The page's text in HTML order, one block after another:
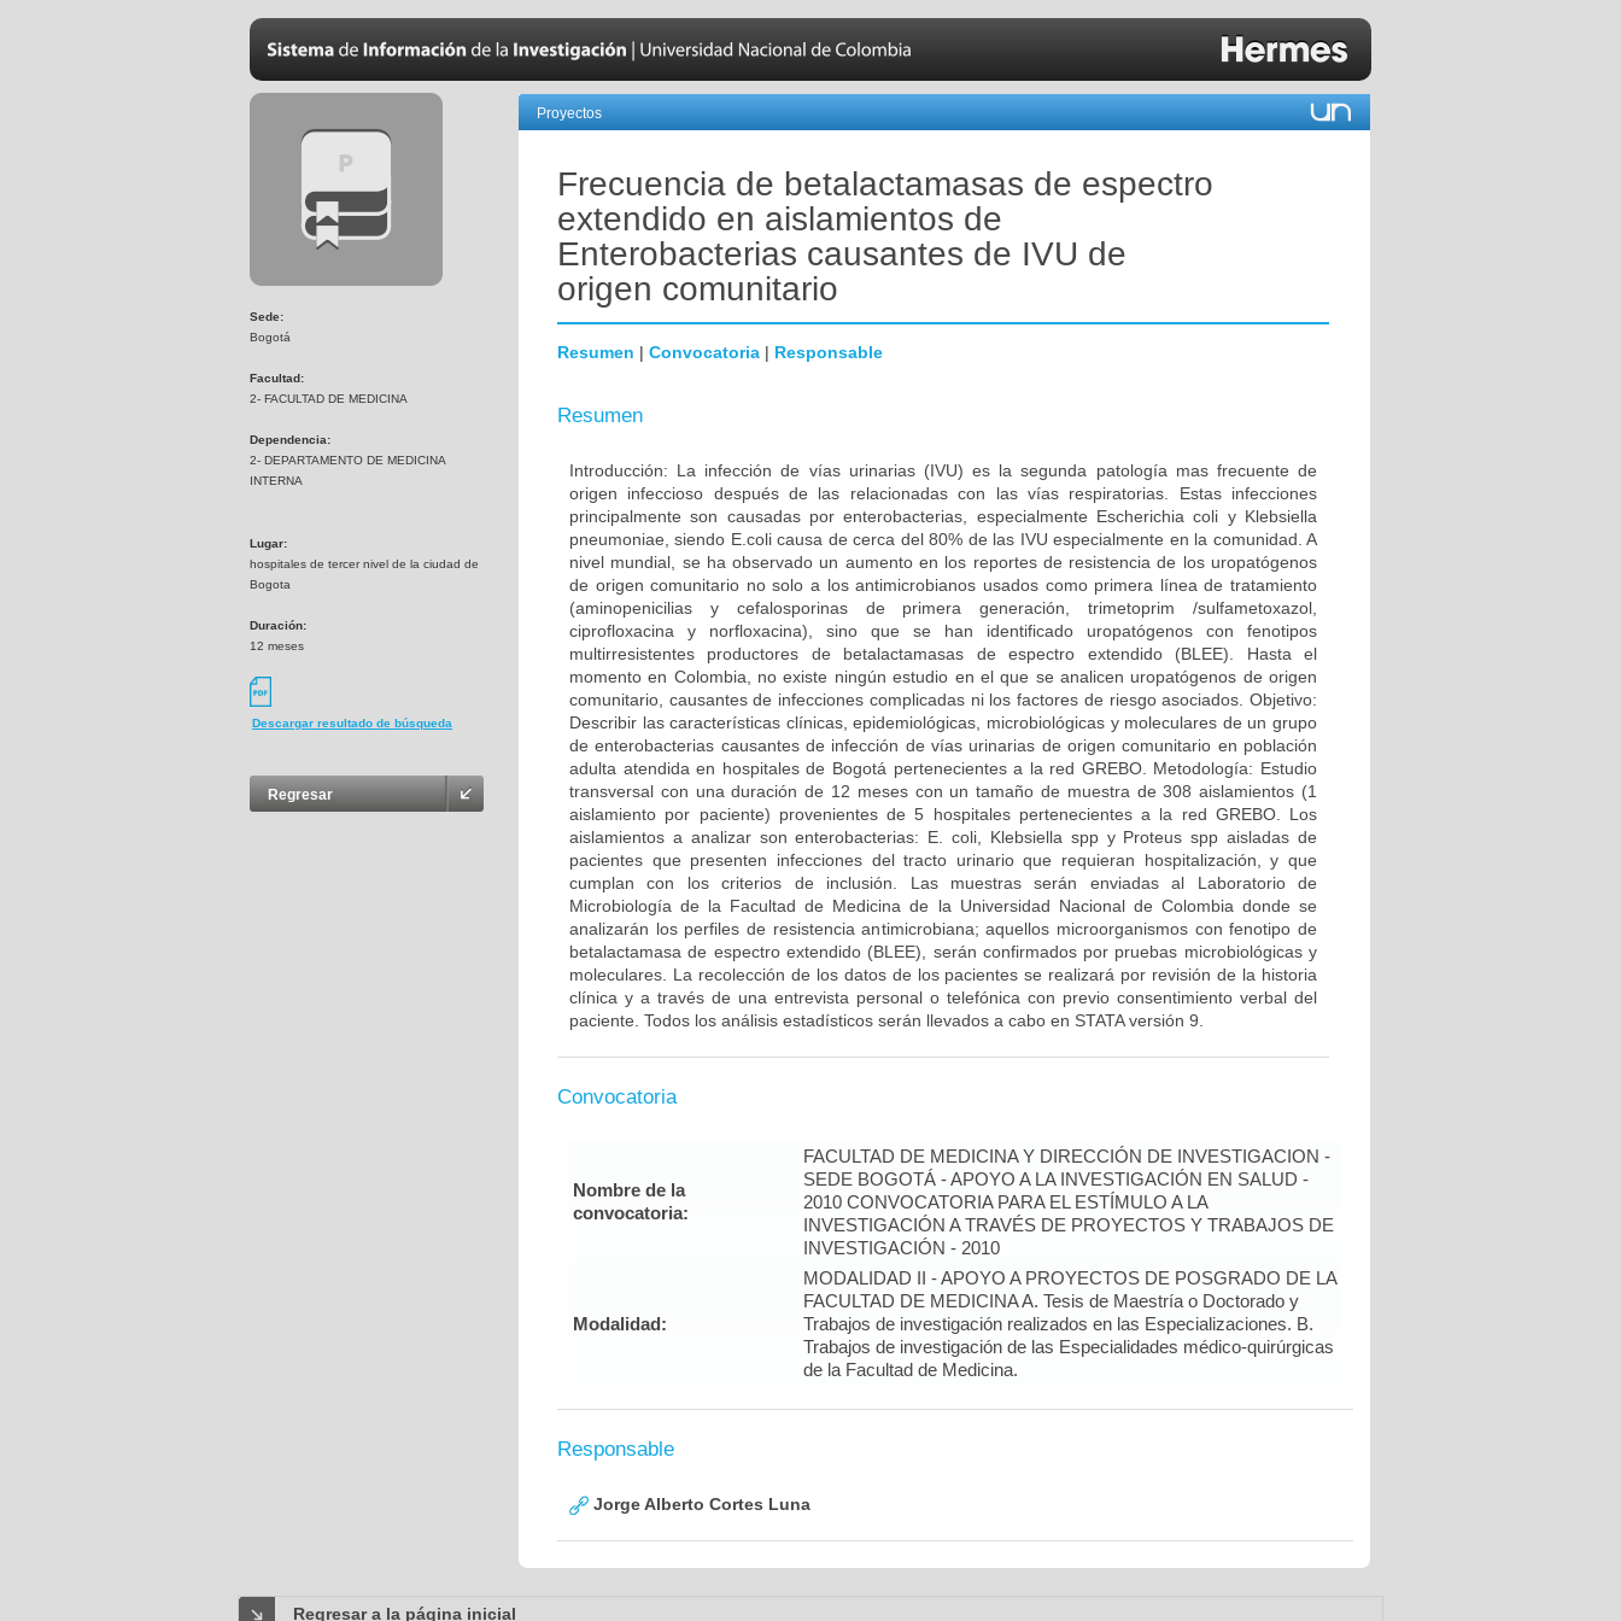
Sede:
Bogotá
Facultad:
2- FACULTAD DE MEDICINA
Dependencia:
2- DEPARTAMENTO DE MEDICINA
INTERNA
Lugar:
hospitales de tercer nivel de la ciudad de
Bogota
Duración:
12 meses
Descargar resultado de búsqueda
Regresar
Proyectos
Frecuencia de betalactamasas de espectro
extendido en aislamientos de
Enterobacterias causantes de IVU de
origen comunitario
Resumen | Convocatoria | Responsable
Resumen
Introducción: La infección de vías urinarias (IVU) es la segunda patología mas frecuente de
origen infeccioso después de las relacionadas con las vías respiratorias. Estas infecciones
principalmente son causadas por enterobacterias, especialmente Escherichia coli y Klebsiella
pneumoniae, siendo E.coli causa de cerca del 80% de las IVU especialmente en la comunidad. A
nivel mundial, se ha observado un aumento en los reportes de resistencia de los uropatógenos
de origen comunitario no solo a los antimicrobianos usados como primera línea de tratamiento
(aminopenicilias y cefalosporinas de primera generación, trimetoprim /sulfametoxazol,
ciprofloxacina y norfloxacina), sino que se han identificado uropatógenos con fenotipos
multirresistentes productores de betalactamasas de espectro extendido (BLEE). Hasta el
momento en Colombia, no existe ningún estudio en el que se analicen uropatógenos de origen
comunitario, causantes de infecciones complicadas ni los factores de riesgo asociados. Objetivo:
Describir las características clínicas, epidemiológicas, microbiológicas y moleculares de un grupo
de enterobacterias causantes de infección de vías urinarias de origen comunitario en población
adulta atendida en hospitales de Bogotá pertenecientes a la red GREBO. Metodología: Estudio
transversal con una duración de 12 meses con un tamaño de muestra de 308 aislamientos (1
aislamiento por paciente) provenientes de 5 hospitales pertenecientes a la red GREBO. Los
aislamientos a analizar son enterobacterias: E. coli, Klebsiella spp y Proteus spp aisladas de
pacientes que presenten infecciones del tracto urinario que requieran hospitalización, y que
cumplan con los criterios de inclusión. Las muestras serán enviadas al Laboratorio de
Microbiología de la Facultad de Medicina de la Universidad Nacional de Colombia donde se
analizarán los perfiles de resistencia antimicrobiana; aquellos microorganismos con fenotipo de
betalactamasa de espectro extendido (BLEE), serán confirmados por pruebas microbiológicas y
moleculares. La recolección de los datos de los pacientes se realizará por revisión de la historia
clínica y a través de una entrevista personal o telefónica con previo consentimiento verbal del
paciente. Todos los análisis estadísticos serán llevados a cabo en STATA versión 9.
Convocatoria
Nombre de la
convocatoria:
FACULTAD DE MEDICINA Y DIRECCIÓN DE INVESTIGACION -
SEDE BOGOTÁ - APOYO A LA INVESTIGACIÓN EN SALUD -
2010 CONVOCATORIA PARA EL ESTÍMULO A LA
INVESTIGACIÓN A TRAVÉS DE PROYECTOS Y TRABAJOS DE
INVESTIGACIÓN - 2010
Modalidad:
MODALIDAD II - APOYO A PROYECTOS DE POSGRADO DE LA
FACULTAD DE MEDICINA A. Tesis de Maestría o Doctorado y
Trabajos de investigación realizados en las Especializaciones. B.
Trabajos de investigación de las Especialidades médico-quirúrgicas
de la Facultad de Medicina.
Responsable
Jorge Alberto Cortes Luna
Regresar a la página inicial